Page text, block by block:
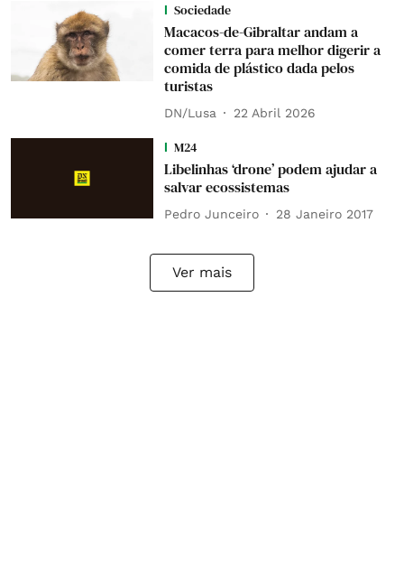
Sociedade
Macacos-de-Gibraltar andam a
comer terra para melhor digerir a
comida de plástico dada pelos
turistas
DN/Lusa 22 Abril 2026
M24
Libelinhas ‘drone’ podem ajudar a
salvar ecossistemas
Pedro Junceiro 28 Janeiro 2017
Ver mais